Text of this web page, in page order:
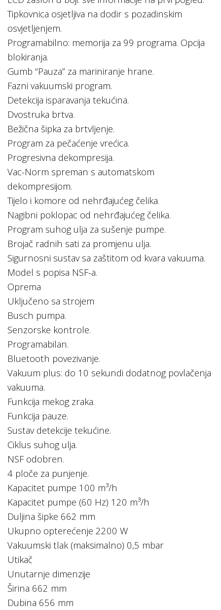
Tipkovnica osjetljiva na dodir s pozadinskim
osvjetljenjem.
Programabilno: memorija za 99 programa. Opcija
blokiranja.
Gumb “Pauza” za mariniranje hrane.
Fazni vakuumski program.
Detekcija isparavanja tekućina.
Dvostruka brtva.
Bežična šipka za brtvljenje.
Program za pečaćenje vrećica.
Progresivna dekompresija.
Vac-Norm spreman s automatskom
dekompresijom.
Tijelo i komore od nehrđajućeg čelika.
Nagibni poklopac od nehrđajućeg čelika.
Program suhog ulja za sušenje pumpe.
Brojač radnih sati za promjenu ulja.
Sigurnosni sustav sa zaštitom od kvara vakuuma.
Model s popisa NSF-a.
Oprema
Uključeno sa strojem
Busch pumpa.
Senzorske kontrole.
Programabilan.
Bluetooth povezivanje.
Vakuum plus: do 10 sekundi dodatnog povlačenja
vakuuma.
Funkcija mekog zraka.
Funkcija pauze.
Sustav detekcije tekućine.
Ciklus suhog ulja.
NSF odobren.
4 ploče za punjenje.
Kapacitet pumpe 100 m³/h
Kapacitet pumpe (60 Hz) 120 m³/h
Duljina šipke 662 mm
Ukupno opterećenje 2200 W
Vakuumski tlak (maksimalno) 0,5 mbar
Utikač
Unutarnje dimenzije
Širina 662 mm
Dubina 656 mm